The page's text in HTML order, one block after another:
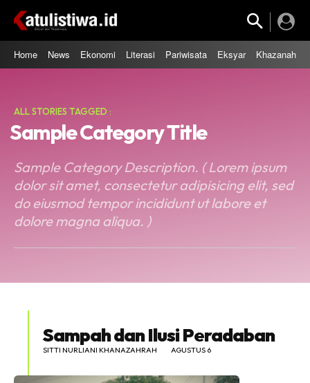
Home News Ekonomi Literasi Pariwisata Eksyar Khazanah
ALL STORIES TAGGED :
Sample Category Title
Sample Category Description. ( Lorem ipsum
dolor sit amet, consectetur adipisicing elit, sed
do eiusmod tempor incididunt ut labore et
dolore magna aliqua. )
Sampah dan Ilusi Peradaban
SITTI NURLIANI KHANAZAHRAH AGUSTUS 6